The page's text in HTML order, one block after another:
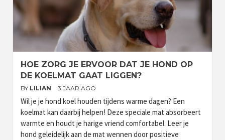
HOE ZORG JE ERVOOR DAT JE HOND OP
DE KOELMAT GAAT LIGGEN?
BY LILIAN 3 JAAR AGO
Wil je je hond koel houden tijdens warme dagen? Een
koelmat kan daarbij helpen! Deze speciale mat absorbeert
warmte en houdt je harige vriend comfortabel. Leer je
hond geleidelijk aan de mat wennen door positieve